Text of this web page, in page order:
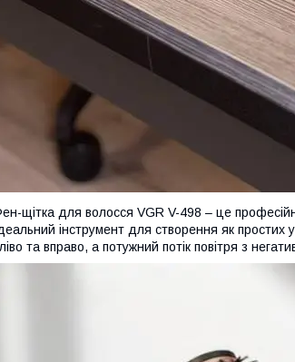
щітка для волосся VGR V-498 – це
інструмент для створення як
та вправо, а потужний потік повітря з